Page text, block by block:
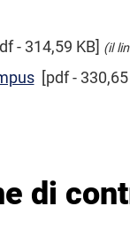
- 314,59 KB] (il
[pdf - 330,65
di